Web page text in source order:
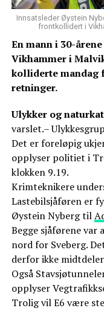
Innsatsleder Øystein
frontkollidert i
En mann i 30-
Vikhammer i
kolliderte mandag
retninger.
Ulykker og
varslet.–
Det er foreløpig
opplyser politiet i
klokken 9.19.
Krimteknikere
Lastebilsjåføren er
Øystein Nyberg til
Begge sjåførene var
nord for Sveberg.
derfor ikke
Også
opplyser
Trolig vil E6 være